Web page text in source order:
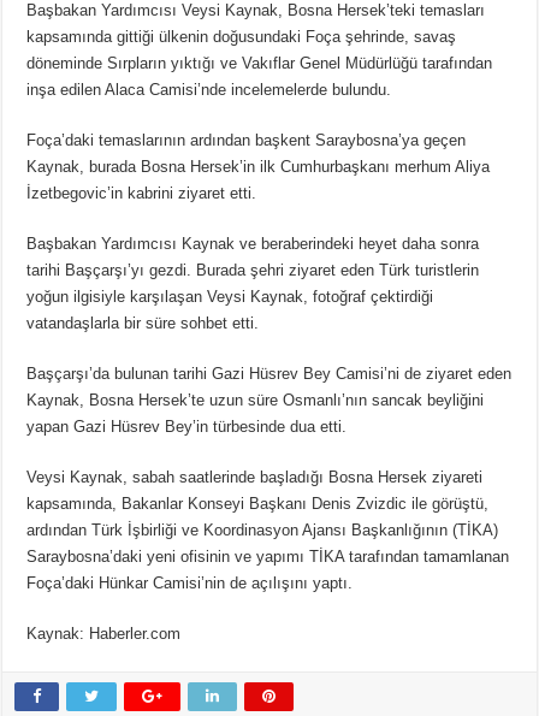
Başbakan Yardımcısı Veysi Kaynak, Bosna Hersek’teki temasları
kapsamında gittiği ülkenin doğusundaki Foça şehrinde, savaş
döneminde Sırpların yıktığı ve Vakıflar Genel Müdürlüğü tarafından
inşa edilen Alaca Camisi’nde incelemelerde bulundu.
Foça’daki temaslarının ardından başkent Saraybosna’ya geçen
Kaynak, burada Bosna Hersek’in ilk Cumhurbaşkanı merhum Aliya
İzetbegovic’in kabrini ziyaret etti.
Başbakan Yardımcısı Kaynak ve beraberindeki heyet daha sonra
tarihi Başçarşı’yı gezdi. Burada şehri ziyaret eden Türk turistlerin
yoğun ilgisiyle karşılaşan Veysi Kaynak, fotoğraf çektirdiği
vatandaşlarla bir süre sohbet etti.
Başçarşı’da bulunan tarihi Gazi Hüsrev Bey Camisi’ni de ziyaret eden
Kaynak, Bosna Hersek’te uzun süre Osmanlı’nın sancak beyliğini
yapan Gazi Hüsrev Bey’in türbesinde dua etti.
Veysi Kaynak, sabah saatlerinde başladığı Bosna Hersek ziyareti
kapsamında, Bakanlar Konseyi Başkanı Denis Zvizdic ile görüştü,
ardından Türk İşbirliği ve Koordinasyon Ajansı Başkanlığının (TİKA)
Saraybosna’daki yeni ofisinin ve yapımı TİKA tarafından tamamlanan
Foça’daki Hünkar Camisi’nin de açılışını yaptı.
Kaynak: Haberler.com